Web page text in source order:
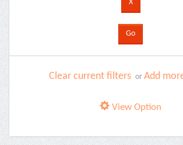
Clear current filters or Add
View Option